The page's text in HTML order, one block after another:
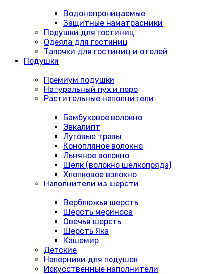
Водонепроницаемые
Защитные наматрасники
Подушки для гостиниц
Одеяла для гостиниц
Тапочки для гостиниц и отелей
Подушки
Премиум подушки
Натуральный пух и перо
Растительные наполнители
Бамбуковое волокно
Эвкалипт
Луговые травы
Конопляное волокно
Льняное волокно
Шелк (волокно шелкопряда)
Хлопковое волокно
Наполнители из шерсти
Верблюжья шерсть
Шерсть мериноса
Овечья шерсть
Шерсть Яка
Кашемир
Детские
Наперники для подушек
Искусственные наполнители